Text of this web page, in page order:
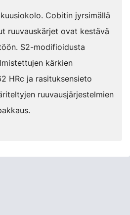
Cobitin jyrsimällä
ruuvauskärjet ovat kestävä
S2-modifioidusta
kärkien
HRc ja rasituksensieto
ruuvausjärjestelmien